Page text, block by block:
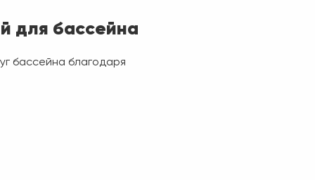
для бассейна
бассейна благодаря